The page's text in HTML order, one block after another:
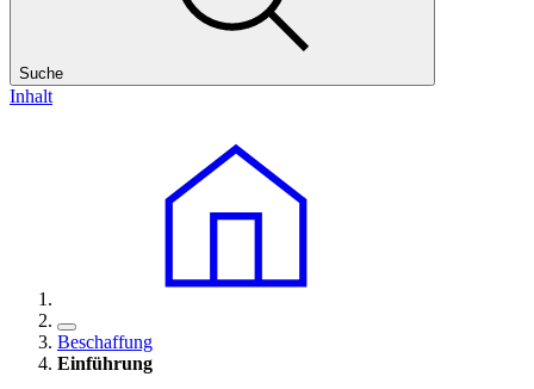
Suche
Inhalt
Beschaffung
Einführung